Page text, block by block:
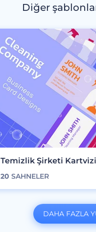
Diğer
Temizlik Şirketi
20 SAHNELER
DAHA FAZLA